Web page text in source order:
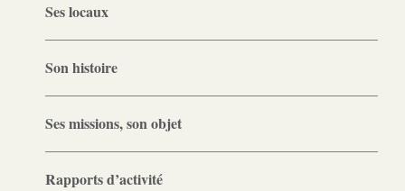
Ses locaux
Son histoire
Ses missions, son objet
Rapports d’activité